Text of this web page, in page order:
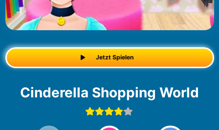
Jetzt Spielen
Cinderella Shopping World